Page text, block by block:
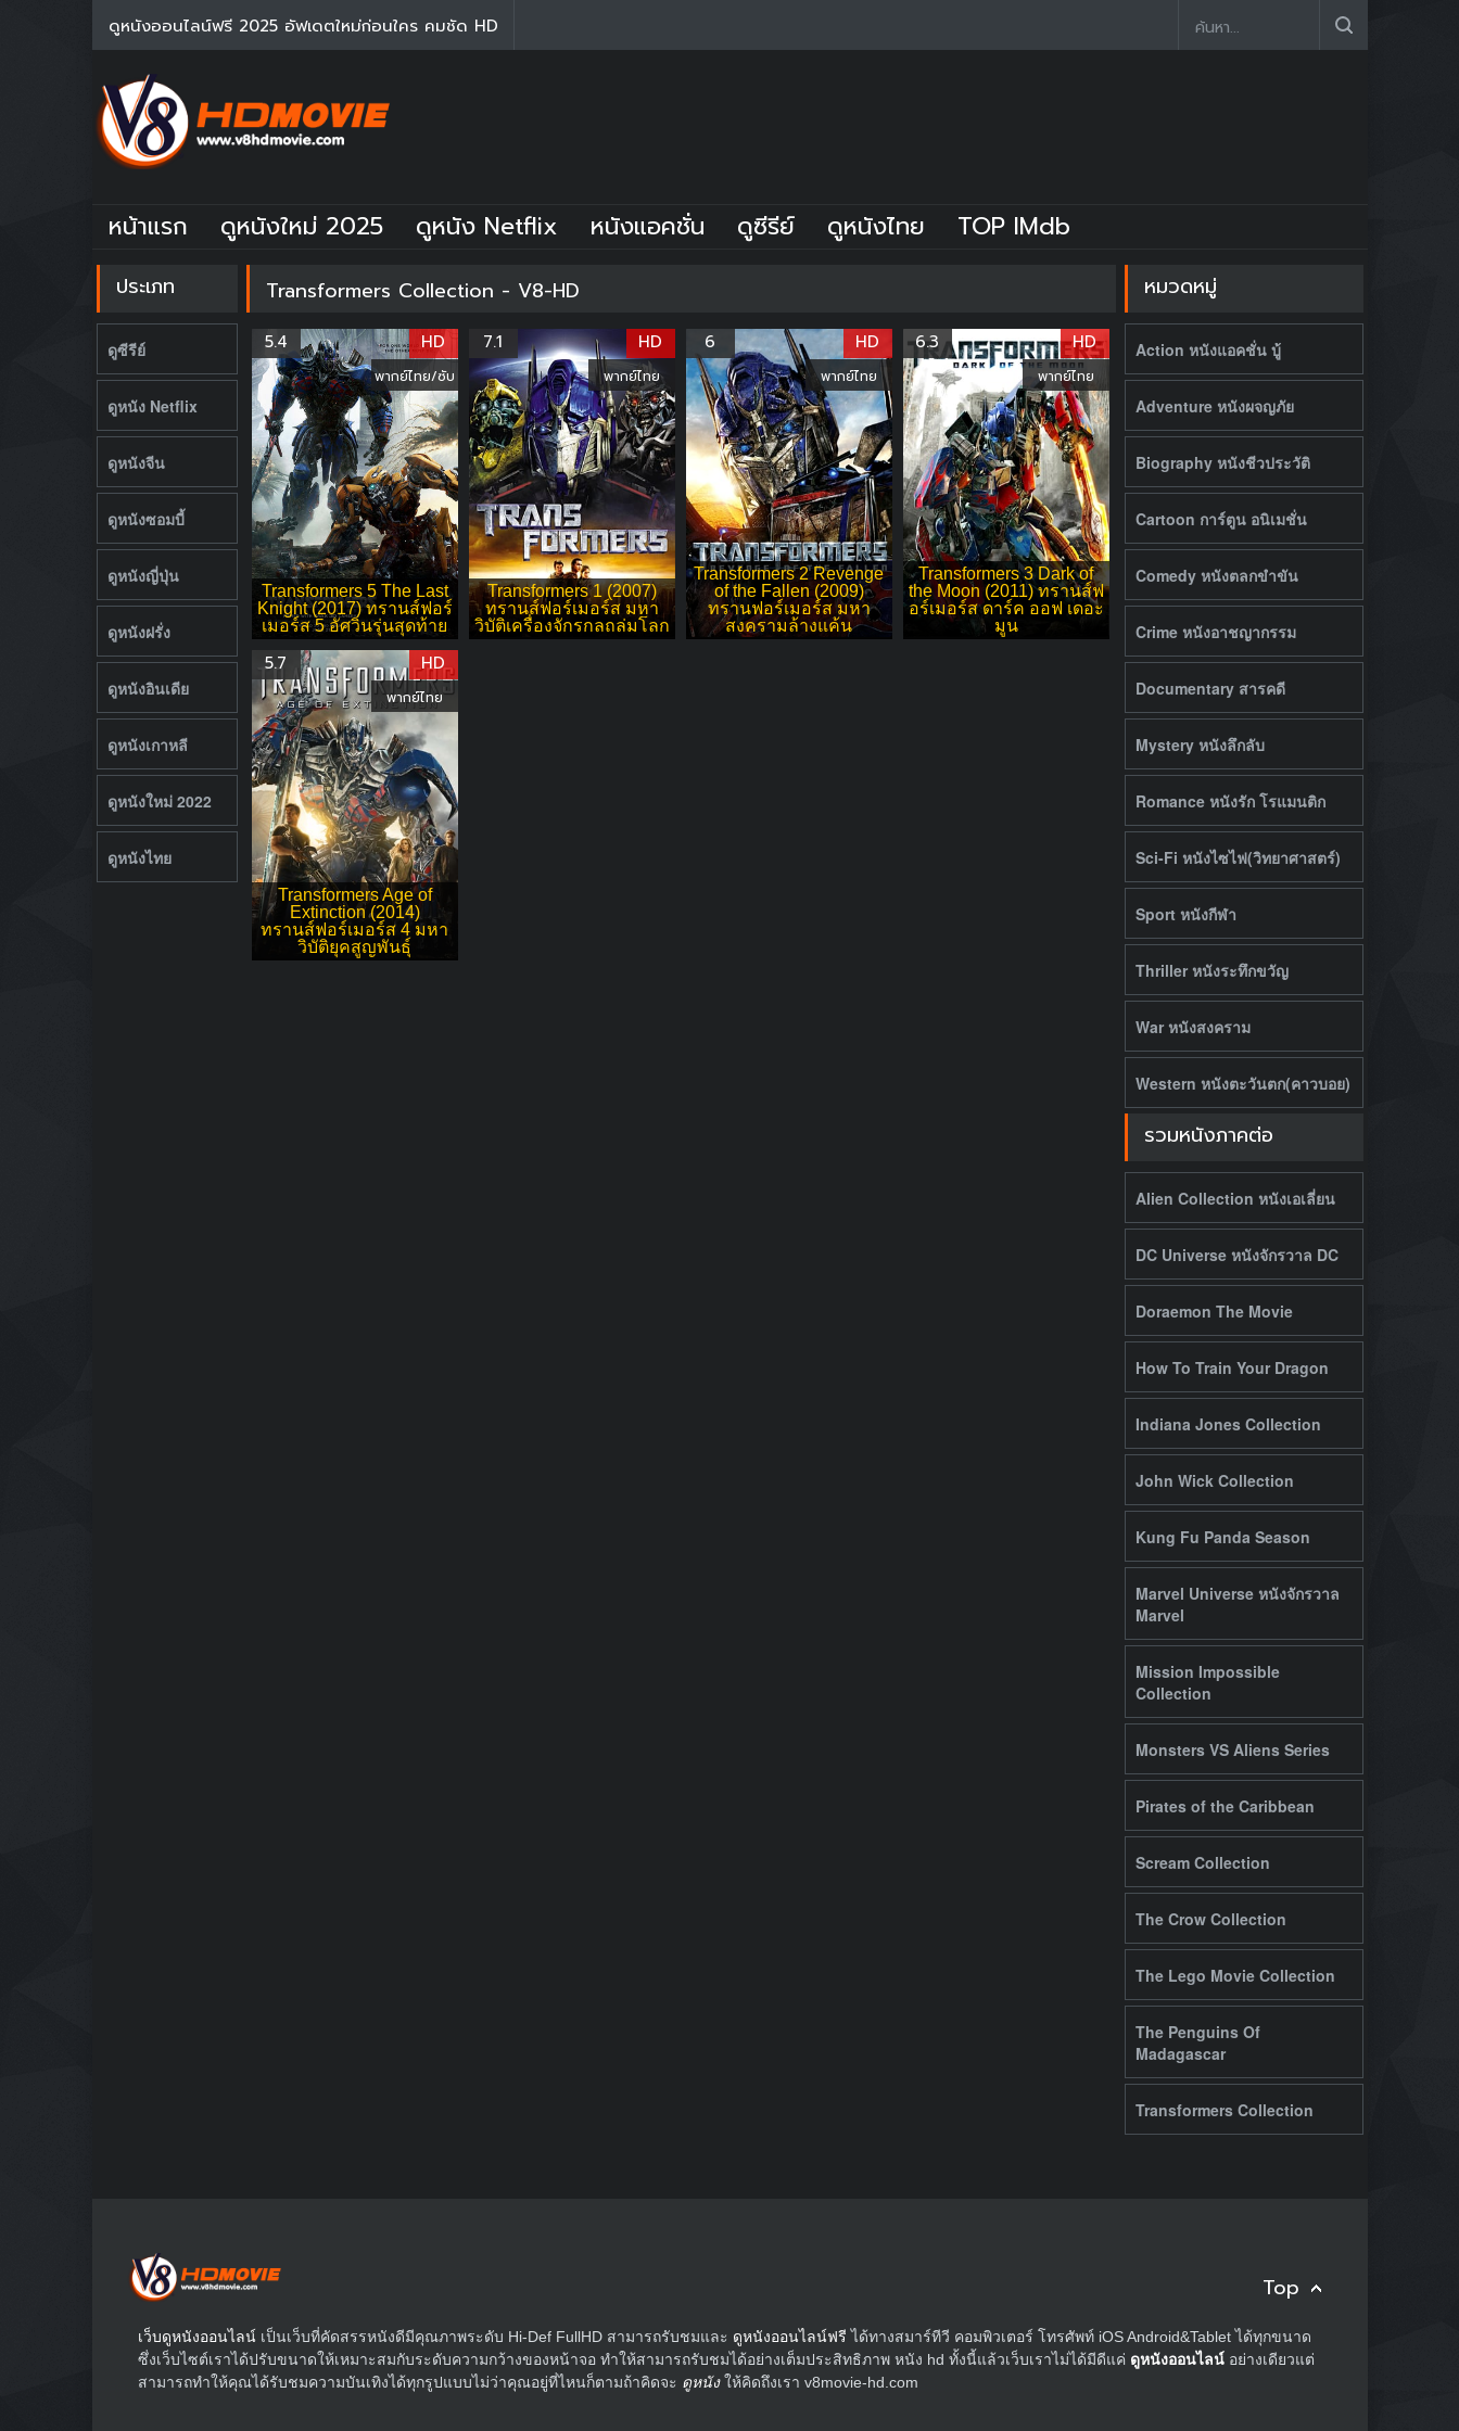
ดูหนังออนไลน์ฟรี 2025 อัฟเดตใหม่ก่อนใคร คมชัด HD
หน้าแรก ดูหนังใหม่ 2025 ดูหนัง Netflix หนังแอคชั่น ดูซีรีย์ ดูหนังไทย TOP IMdb
ประเภท
ดูซีรีย์
ดูหนัง Netflix
ดูหนังจีน
ดูหนังซอมบี้
ดูหนังญี่ปุ่น
ดูหนังฝรั่ง
ดูหนังอินเดีย
ดูหนังเกาหลี
ดูหนังใหม่ 2022
ดูหนังไทย
Transformers Collection - V8-HD
Transformers 5 The Last
Knight (2017) ทรานส์ฟอร์
เมอร์ส 5 อัศวินรุ่นสุดท้าย
5.4 HD
พากย์ไทย/ซับ
Transformers 1 (2007)
ทรานส์ฟอร์เมอร์ส มหา
วิบัติเครื่องจักรกลถล่มโลก
7.1 HD
พากย์ไทย
Transformers 2 Revenge
of the Fallen (2009)
ทรานฟอร์เมอร์ส มหา
สงครามล้างแค้น
6 HD
พากย์ไทย
Transformers 3 Dark of
the Moon (2011) ทรานส์ฟ
อร์เมอร์ส ดาร์ค ออฟ เดอะ
มูน
6.3 HD
พากย์ไทย
Transformers Age of
Extinction (2014)
ทรานส์ฟอร์เมอร์ส 4 มหา
วิบัติยุคสูญพันธุ์
5.7 HD
พากย์ไทย
หมวดหมู่
Action หนังแอคชั่น บู้
Adventure หนังผจญภัย
Biography หนังชีวประวัติ
Cartoon การ์ตูน อนิเมชั่น
Comedy หนังตลกขำขัน
Crime หนังอาชญากรรม
Documentary สารคดี
Mystery หนังลึกลับ
Romance หนังรัก โรแมนติก
Sci-Fi หนังไซไฟ(วิทยาศาสตร์)
Sport หนังกีฬา
Thriller หนังระทึกขวัญ
War หนังสงคราม
Western หนังตะวันตก(คาวบอย)
รวมหนังภาคต่อ
Alien Collection หนังเอเลี่ยน
DC Universe หนังจักรวาล DC
Doraemon The Movie
How To Train Your Dragon
Indiana Jones Collection
John Wick Collection
Kung Fu Panda Season
Marvel Universe หนังจักรวาล
Marvel
Mission Impossible
Collection
Monsters VS Aliens Series
Pirates of the Caribbean
Scream Collection
The Crow Collection
The Lego Movie Collection
The Penguins Of
Madagascar
Transformers Collection
Top
เว็บดูหนังออนไลน์ เป็นเว็บที่คัดสรรหนังดีมีคุณภาพระดับ Hi-Def FullHD สามารถรับชมและ ดูหนังออนไลน์ฟรี ได้ทางสมาร์ทีวี คอมพิวเตอร์ โทรศัพท์ iOS Android&Tablet ได้ทุกขนาด
ซึ่งเว็บไซต์เราได้ปรับขนาดให้เหมาะสมกับระดับความกว้างของหน้าจอ ทำให้สามารถรับชมได้อย่างเต็มประสิทธิภาพ หนัง hd ทั้งนี้แล้วเว็บเราไม่ได้มีดีแค่ ดูหนังออนไลน์ อย่างเดียวแต่
สามารถทำให้คุณได้รับชมความบันเทิงได้ทุกรูปแบบไม่ว่าคุณอยู่ที่ไหนก็ตามถ้าคิดจะ ดูหนังให้คิดถึงเรา v8movie-hd.com